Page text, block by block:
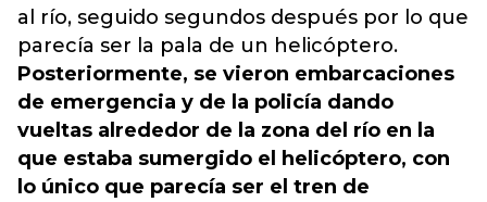
al río, seguido segundos después por lo que
parecía ser la pala de un helicóptero.
Posteriormente, se vieron embarcaciones
de emergencia y de la policía dando
vueltas alrededor de la zona del río en la
que estaba sumergido el helicóptero, con
lo único que parecía ser el tren de